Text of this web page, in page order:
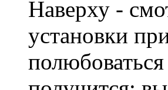
Наверху -
установки